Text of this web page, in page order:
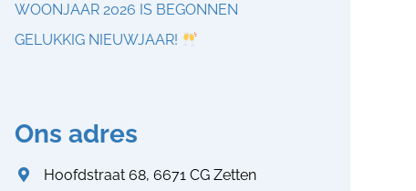
WOONJAAR 2026 IS BEGONNEN
GELUKKIG NIEUWJAAR!
Ons adres
Hoofdstraat 68, 6671 CG Zetten